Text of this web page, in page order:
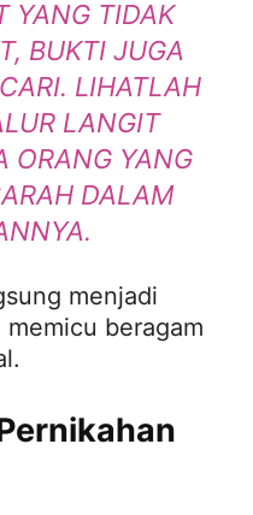
YANG TIDAK
BUKTI JUGA
LIHATLAH
LANGIT
ORANG YANG
DALAM
menjadi
beragam